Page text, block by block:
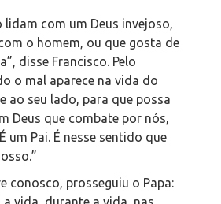
lidam com um Deus invejoso,
o homem, ou que gosta de
disse Francisco. Pelo
o mal aparece na vida do
ao seu lado, para que possa
Deus que combate por nós,
um Pai. É nesse sentido que
conosco, prosseguiu o Papa: